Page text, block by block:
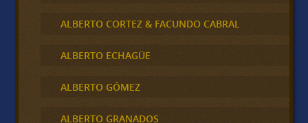
ALBERTO CORTEZ & FACUNDO CABRAL
ALBERTO ECHAGÜE
ALBERTO GÓMEZ
ALBERTO GRANADOS